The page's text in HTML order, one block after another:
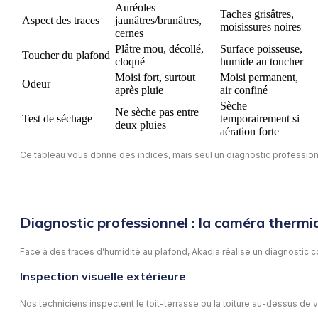
Aspect des traces
Auréoles
jaunâtres/brunâtres,
cernes
Taches grisâtres,
moisissures noires
Toucher du plafond
Plâtre mou, décollé,
cloqué
Surface poisseuse,
humide au toucher
Odeur
Moisi fort, surtout
après pluie
Moisi permanent,
air confiné
Test de séchage
Ne sèche pas entre
deux pluies
Sèche
temporairement si
aération forte
Ce tableau vous donne des indices, mais seul un diagnostic
Diagnostic professionnel : la caméra
Face à des traces d’humidité au plafond, Akadia réalise un
Inspection visuelle extérieure
Nos techniciens inspectent le toit-terrasse ou la toiture au-dessus de